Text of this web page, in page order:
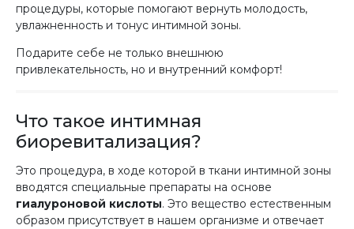
процедуры, которые помогают вернуть молодость,
увлажненность и тонус интимной зоны.
Подарите себе не только внешнюю
привлекательность, но и внутренний комфорт!
Что такое интимная
биоревитализация?
Это процедура, в ходе которой в ткани интимной зоны
вводятся специальные препараты на основе
гиалуроновой кислоты. Это вещество естественным
образом присутствует в нашем организме и отвечает